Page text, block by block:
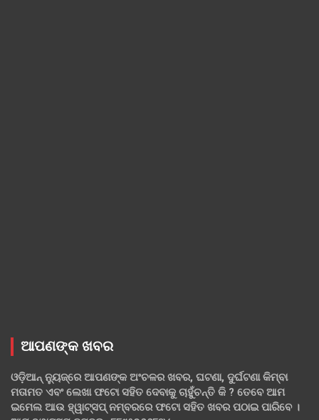
ଆପଣଙ୍କ ଖବର
ଓଡ଼ିଆନ୍ ନ୍ୟୁଜ୍‌ରେ ଆପଣଙ୍କ ଅଂଚଳର ଖବର, ଘଟଣା, ଦୁର୍ଘଟଣା କିମ୍ବା
ମତାମତ ଏବଂ ଲେଖା ଫଟୋ ସହିତ ଦେବାକୁ ଚାହୁଁଚନ୍ତି କି ? ତେବେ ଆମ
ଇମେଲ ଆଉ ହ୍ୱାଟ୍‌ସପ୍ ନମ୍ବରରେ ଫଟୋ ସହିତ ଖବର ପଠାଇ ପାରିବେ ।